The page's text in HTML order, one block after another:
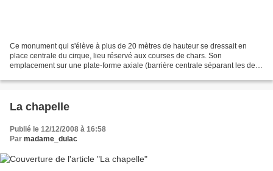
Ce monument qui s'élève à plus de 20 mètres de hauteur se dressait en
place centrale du cirque, lieu réservé aux courses de chars. Son
emplacement sur une plate-forme axiale (barrière centrale séparant les deux
La chapelle
Publié le 12/12/2008 à 16:58
Par madame_dulac